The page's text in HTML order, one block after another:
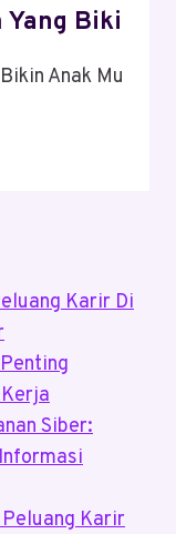
Bikin
Anak Muda
Karir Di
Siber:
Karir